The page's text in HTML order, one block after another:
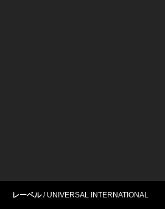
レーベル UNIVERSAL INTERNATIONAL